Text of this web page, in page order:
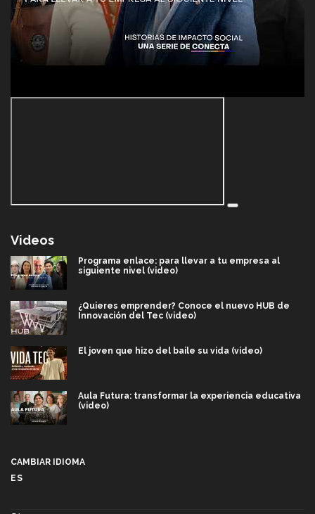
Videos
Programa enlace: para llevar a tu empresa al
siguiente nivel (video)
¿Quieres emprender? Conoce el nuevo HUB de
Innovación del Tec (video)
El joven que hizo del baile su vida (video)
Aula Futura: transformar la experiencia educativa
(video)
CAMBIAR IDIOMA
ES